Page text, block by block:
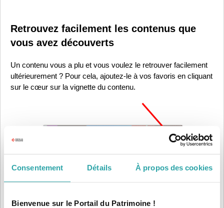
Consentement Détails À propos des cookies
Bienvenue sur le Portail du Patrimoine !
Retrouvez facilement les contenus que
vous avez découverts
Un contenu vous a plu et vous voulez le retrouver facilement
ultérieurement ? Pour cela, ajoutez-le à vos favoris en cliquant
sur le cœur sur la vignette du contenu.